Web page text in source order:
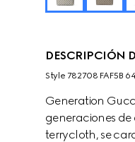
DESCRIPCIÓN
Style ‎782708 FAF5B
Generation
generaciones
terrycloth, se